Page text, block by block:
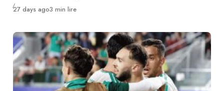
Publié
27 days ago3 min lire